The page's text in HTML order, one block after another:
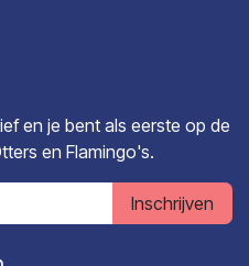
en je bent als eerste op de
en Flamingo's.
Inschrijven